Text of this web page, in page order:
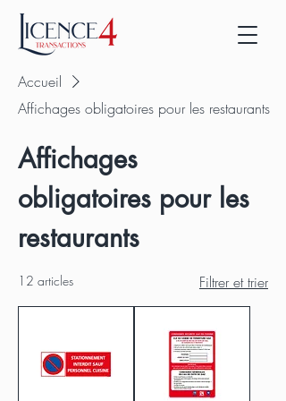
Accueil
Affichages obligatoires pour les restaurants
Affichages
obligatoires pour les
restaurants
12 articles Filtrer et trier